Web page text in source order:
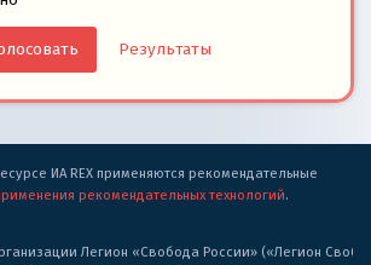
Результаты
ИА REX применяются рекомендательные
рекомендательных технологий.
Легион «Свобода России» («Легион